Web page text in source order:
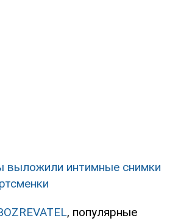
выложили интимные снимки
, популярные